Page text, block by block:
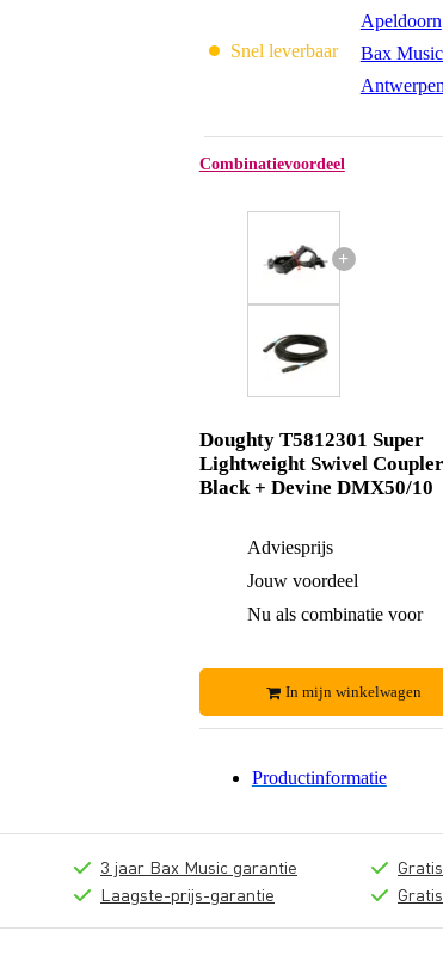
Apeldoorn
Snel leverbaar
Bax
Antwerpen
Combinatievoordeel
+
Doughty T5812301 Super
Lightweight Swivel Coupler
Black + Devine DMX50/10
Adviesprijs
Jouw voordeel
Nu als combinatie voor
In mijn winkelwagen
Productinformatie
3 jaar Bax Music garantie
Laagste-prijs-garantie